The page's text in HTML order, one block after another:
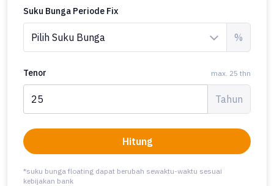
Suku Bunga Periode Fix
%
Tenor max. 25 thn
Tahun
Hitung
*suku bunga floating dapat berubah sewaktu-waktu sesuai
kebijakan bank